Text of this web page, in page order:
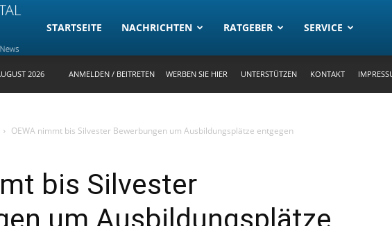
Medienportal
STARTSEITE NACHRICHTEN RATGEBER SERVICE
2026 ANMELDEN / BEITRETEN WERBEN SIE HIER UNTERSTÜTZEN KONTAKT
OEWA nimmt bis Silvester Bewerbungen um Ausbildungsplätze entgegen
bis Silvester
um Ausbildungsplätze